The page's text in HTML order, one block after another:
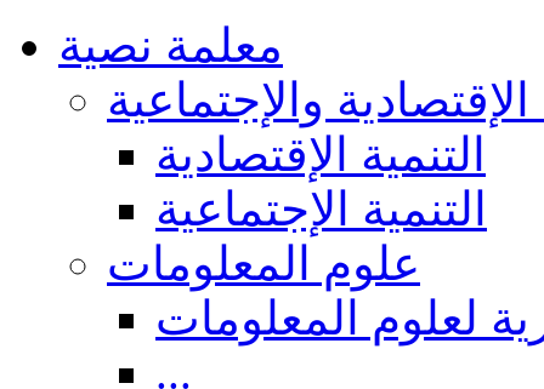
معلمة نصية
الإقتصادية والإجتماعية
التنمية الإقتصادية
التنمية الإجتماعية
علوم المعلومات
لعلوم المعلومات
...